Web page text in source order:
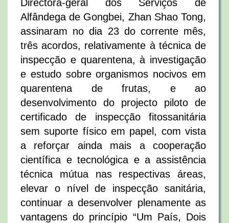
Directora-geral dos Serviços de
Alfândega de Gongbei, Zhan Shao Tong,
assinaram no dia 23 do corrente mês,
três acordos, relativamente à técnica de
inspecção e quarentena, à investigação
e estudo sobre organismos nocivos em
quarentena de frutas, e ao
desenvolvimento do projecto piloto de
certificado de inspecção fitossanitária
sem suporte físico em papel, com vista
a reforçar ainda mais a cooperação
científica e tecnológica e a assistência
técnica mútua nas respectivas áreas,
elevar o nível de inspecção sanitária,
continuar a desenvolver plenamente as
vantagens do princípio “Um País, Dois